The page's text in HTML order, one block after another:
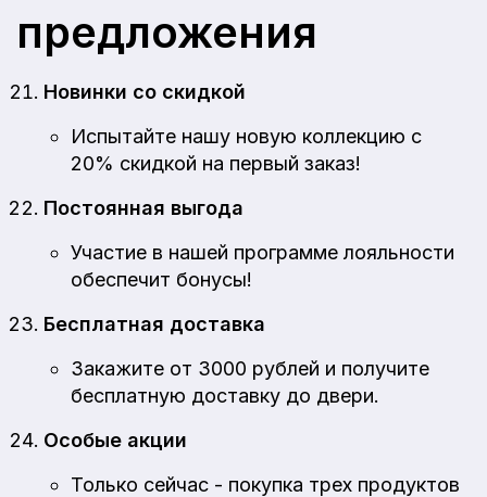
предложения
Новинки со скидкой
Испытайте нашу новую коллекцию с
20% скидкой на первый заказ!
Постоянная выгода
Участие в нашей программе лояльности
обеспечит бонусы!
Бесплатная доставка
Закажите от 3000 рублей и получите
бесплатную доставку до двери.
Особые акции
Только сейчас - покупка трех продуктов